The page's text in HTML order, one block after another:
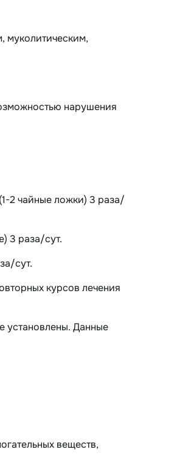
муколитическим,
нарушения
2 чайные ложки) 3 раза/
3 раза/сут.
сут.
курсов лечения
установлены. Данные
веществ,